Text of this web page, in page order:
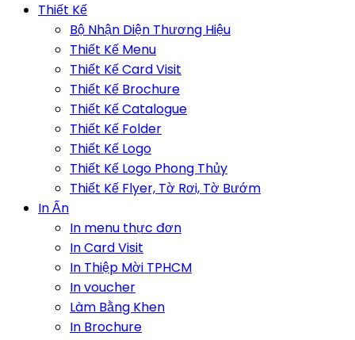
Thiết Kế
Bộ Nhận Diện Thương Hiệu
Thiết Kế Menu
Thiết Kế Card Visit
Thiết Kế Brochure
Thiết Kế Catalogue
Thiết Kế Folder
Thiết Kế Logo
Thiết Kế Logo Phong Thủy
Thiết Kế Flyer, Tờ Rơi, Tờ Bướm
In Ấn
In menu thực đơn
In Card Visit
In Thiệp Mời TPHCM
In voucher
Làm Bằng Khen
In Brochure